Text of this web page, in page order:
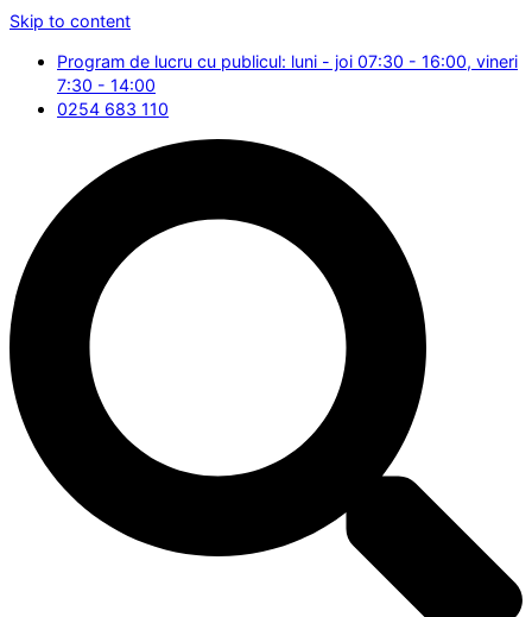
Skip to content
Program de lucru cu publicul: luni - joi 07:30 - 16:00, vineri
7:30 - 14:00
0254 683 110